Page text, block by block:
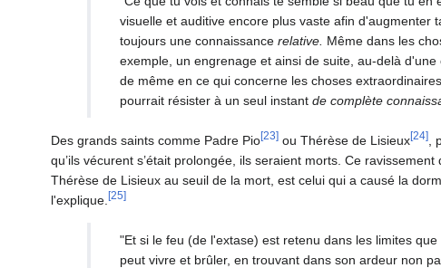
visuelle et auditive encore plus vaste afin d'augmenter
toujours une connaissance relative. Même dans les
exemple, un engrenage et ainsi de suite, au-delà
de même en ce qui concerne les choses
pourrait résister à un seul instant de complète
Des grands saints comme Padre Pio[23] ou Thérèse de Lisieux[24]
qu’ils vécurent s’était prolongée, ils seraient morts. Ce
Thérèse de Lisieux au seuil de la mort, est celui qui a causé la
l'explique. [25]
"Et si le feu (de l'extase) est retenu dans les limites
peut vivre et brûler, en trouvant dans son ardeur non